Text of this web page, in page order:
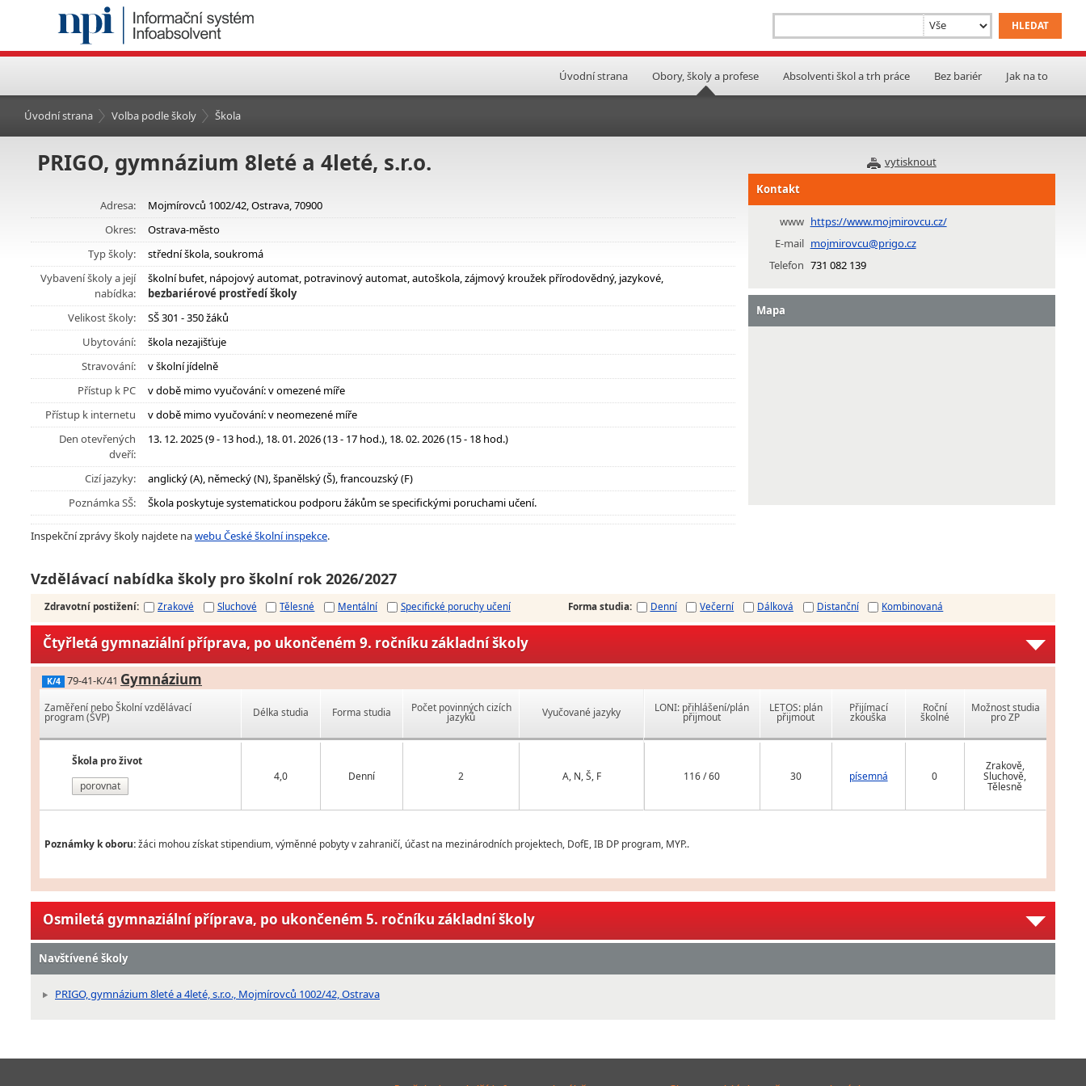
Úvodní strana Obory, školy a profese Absolventi škol a trh práce Bez bariér Jak na to
Úvodní strana Volba podle školy Škola
vytisknout
PRIGO, gymnázium 8leté a 4leté, s.r.o.
Adresa:
Mojmírovců 1002/42, Ostrava, 70900
Okres:
Ostrava-město
Typ školy:
střední škola, soukromá
Vybavení školy a její
nabídka:
školní bufet, nápojový automat, potravinový automat, autoškola, zájmový kroužek přírodovědný, jazykové,
bezbariérové prostředí školy
Velikost školy:
SŠ 301 - 350 žáků
Ubytování:
škola nezajišťuje
Stravování:
v školní jídelně
Přístup k PC
v době mimo vyučování: v omezené míře
Přístup k internetu
v době mimo vyučování: v neomezené míře
Den otevřených
dveří:
13. 12. 2025 (9 - 13 hod.), 18. 01. 2026 (13 - 17 hod.), 18. 02. 2026 (15 - 18 hod.)
Cizí jazyky:
anglický (A), německý (N), španělský (Š), francouzský (F)
Poznámka SŠ:
Škola poskytuje systematickou podporu žákům se specifickými poruchami učení.
Inspekční zprávy školy najdete nawebu České školní inspekce.
Kontakt
www https://www.mojmirovcu.cz/
E-mail mojmirovcu@prigo.cz
Telefon 731 082 139
Mapa
Vzdělávací nabídka školy pro školní rok 2026/2027
Zdravotní postižení: Zrakové Sluchové Tělesné Mentální Specifické poruchy učení Forma studia: Denní Večerní Dálková Distanční Kombinovaná
Čtyřletá gymnaziální příprava, po ukončeném 9. ročníku základní školy
K/4 79-41-K/41 Gymnázium
Zaměření nebo Školní vzdělávací
program (ŠVP)
Škola pro život
porovnat
Délka studia Forma studia Počet povinných cizích
jazyků Vyučované jazyky
4,0 Denní 2 A, N, Š, F
LONI: přihlášení/plán
přijmout
LETOS: plán
přijmout
Přijímací
zkouška
Roční
školné
Možnost studia
pro ZP
116 / 60 30 písemná 0
Zrakově,
Sluchově,
Tělesně
Poznámky k oboru:žáci mohou získat stipendium, výměnné pobyty v zahraničí, účast na mezinárodních projektech, DofE, IB DP program, MYP..
Osmiletá gymnaziální příprava, po ukončeném 5. ročníku základní školy
Navštívené školy
PRIGO, gymnázium 8leté a 4leté, s.r.o., Mojmírovců 1002/42, Ostrava